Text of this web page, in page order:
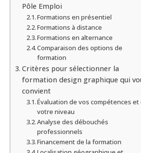
Pôle Emploi
Formations en présentiel
Formations à distance
Formations en alternance
Comparaison des options de
formation
Critères pour sélectionner la
formation design graphique qui
convient
Évaluation de vos compétences et
votre niveau
Analyse des débouchés
professionnels
Financement de la formation